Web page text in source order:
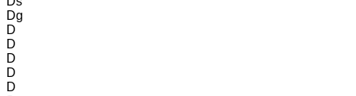
Dg
D
D
D
D
D